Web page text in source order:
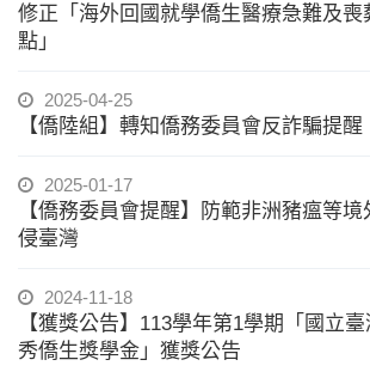
修正「海外回國就學僑生醫療急難及喪
點」
2025-04-25
【僑陸組】轉知僑務委員會反詐騙提醒
2025-01-17
【僑務委員會提醒】防範非洲豬瘟等
侵臺灣
2024-11-18
【獲獎公告】113學年第1學期「國立
秀僑生獎學金」獲獎公告